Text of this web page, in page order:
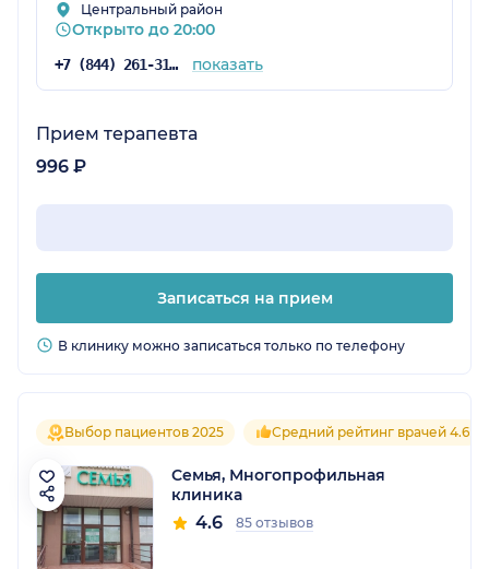
Центральный район
Открыто до 20:00
+7 (844) 261-31-28 показать
Прием терапевта
996 ₽
Записаться на прием
В клинику можно записаться только по телефону
Выбор пациентов 2025 Средний рейтинг врачей 4.6
Семья, Многопрофильная
клиника
4.6 85 отзывов